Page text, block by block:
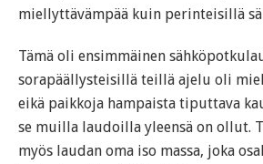
miellyttävämpää kuin perinteisillä
Tämä oli ensimmäinen
sorapäällysteisillä teillä ajelu oli
eikä paikkoja hampaista tiputtava
se muilla laudoilla yleensä on ollut.
myös laudan oma iso massa, joka